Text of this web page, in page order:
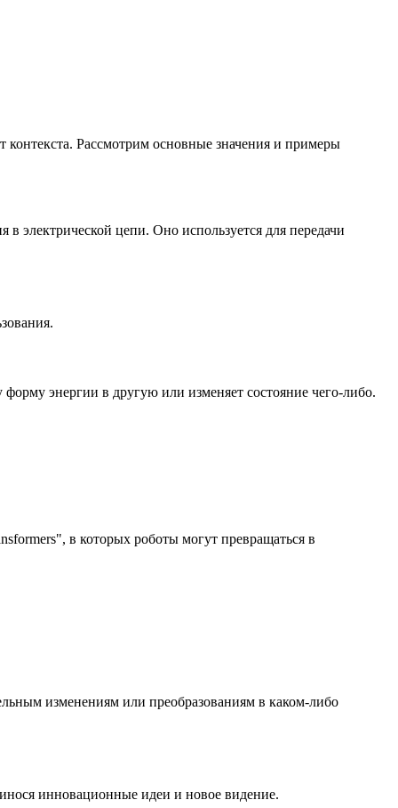
контекста. Рассмотрим основные значения и примеры
в электрической цепи. Оно используется для передачи
энергии в другую или изменяет состояние чего-либо.
в которых роботы могут превращаться в
изменениям или преобразованиям в каком-либо
инновационные идеи и новое видение.